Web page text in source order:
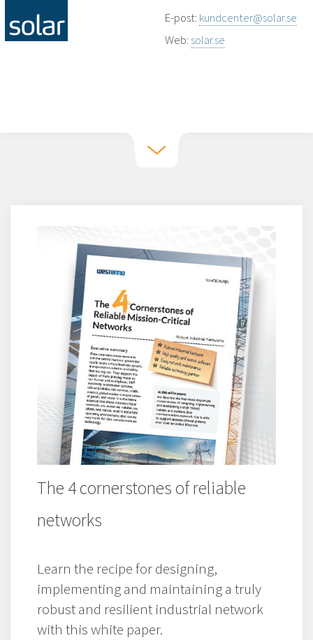
E-post: kundcenter@solar.se
Web: solar.se
The 4 cornerstones of reliable
networks
Learn the recipe for designing,
implementing and maintaining a truly
robust and resilient industrial network
with this white paper.